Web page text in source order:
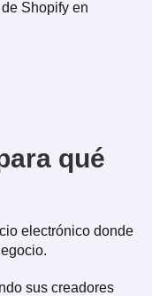
Shopify en
qué
electrónico donde
sus creadores